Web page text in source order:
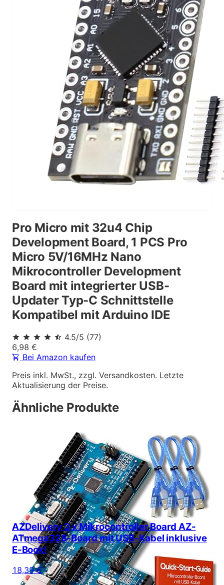
Pro Micro mit 32u4 Chip
Development Board, 1 PCS Pro
Micro 5V/16MHz Nano
Mikrocontroller Development
Board mit integrierter USB-
Updater Typ-C Schnittstelle
Kompatibel mit Arduino IDE
4.5/5 (77)
6,98 €
Bei Amazon kaufen
Preis inkl. MwSt., zzgl. Versandkosten. Letzte
Aktualisierung der Preise.
Ähnliche Produkte
AZDelivery 3 x Mikrocontroller Board AZ-
ATmega328-Board mit USB-Kabel inklusive
E-Book!
18,39 €